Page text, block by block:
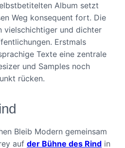
Album setzt
Weg konsequent fort. Die
vielschichtiger und dichter
Erstmals
Texte eine zentrale
und Samples noch
rücken.
Bleib Modern gemeinsam
auf der Bühne des Rind in